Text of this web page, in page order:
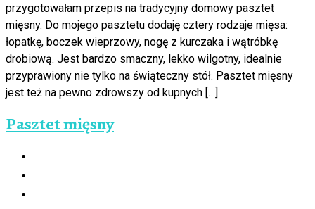
przygotowałam przepis na tradycyjny domowy pasztet
mięsny. Do mojego pasztetu dodaję cztery rodzaje mięsa:
łopatkę, boczek wieprzowy, nogę z kurczaka i wątróbkę
drobiową. Jest bardzo smaczny, lekko wilgotny, idealnie
przyprawiony nie tylko na świąteczny stół. Pasztet mięsny
jest też na pewno zdrowszy od kupnych […]
Pasztet mięsny